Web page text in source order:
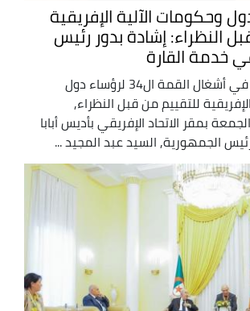
وحكومات الآلية الإفريقية
النظراء: إشادة بدور رئيس
خدمة القارة
أشاد المشاركون في أشغال القمة ال34 لرؤساء دول
للتقييم من قبل النظراء,
بمقر الاتحاد الإفريقي بأديس أبابا
الجمهورية, السيد عبد المجيد ...